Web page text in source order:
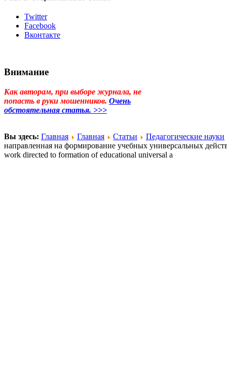
Twitter
Facebook
Вконтакте
Внимание
Как авторам, при выборе журнала, не
попасть в руки мошенников. Очень
обстоятельная статья. >>>
Вы здесь: Главная Главная Статьи
Педагогические науки
направленная на формирование учебных универсальных
work directed to formation of educational universal a